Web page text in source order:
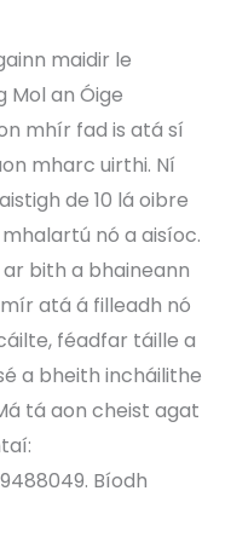
maidir le
Mol an Óige
mhír fad is atá sí
mharc uirthi. Ní
de 10 lá oibre
nó a aisíoc.
bith a bhaineann
atá á filleadh nó
féadfar táille a
a bheith incháilithe
tá aon cheist agat
Bíodh